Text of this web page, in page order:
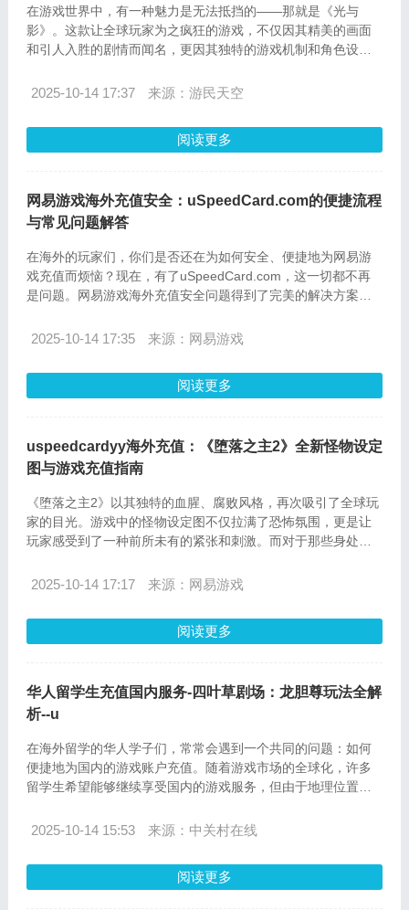
在游戏世界中，有一种魅力是无法抵挡的——那就是《光与
影》。这款让全球玩家为之疯狂的游戏，不仅因其精美的画面
和引人入胜的剧情而闻名，更因其独特的游戏机制和角色设计
迷程度，甚至让他们想要亲自出演《光与影》的电影版。而对
为他们带来了全新的充值体验。
2025-10-14 17:37 来源：游民天空
阅读更多
网易游戏海外充值安全：uSpeedCard.com的便捷流程
与常见问题解答
在海外的玩家们，你们是否还在为如何安全、便捷地为网易游
戏充值而烦恼？现在，有了uSpeedCard.com，这一切都不再
是问题。网易游戏海外充值安全问题得到了完美的解决方案。
海外玩家提供了一个安全、快速的充值途径。今天，我们就来
让你的充值体验更加顺畅。
2025-10-14 17:35 来源：网易游戏
阅读更多
uspeedcardyy海外充值：《堕落之主2》全新怪物设定
图与游戏充值指南
《堕落之主2》以其独特的血腥、腐败风格，再次吸引了全球玩
家的目光。游戏中的怪物设定图不仅拉满了恐怖氛围，更是让
玩家感受到了一种前所未有的紧张和刺激。而对于那些身处海
务无疑是他们的最佳选择。本文将详细介绍uspeedcardyy海外
设定图。
2025-10-14 17:17 来源：网易游戏
阅读更多
华人留学生充值国内服务-四叶草剧场：龙胆尊玩法全解
析--u
在海外留学的华人学子们，常常会遇到一个共同的问题：如何
便捷地为国内的游戏账户充值。随着游戏市场的全球化，许多
留学生希望能够继续享受国内的游戏服务，但由于地理位置的
尊”这一游戏为例，解析其玩法，并详细介绍如何通过
松享受游戏乐趣。
2025-10-14 15:53 来源：中关村在线
阅读更多